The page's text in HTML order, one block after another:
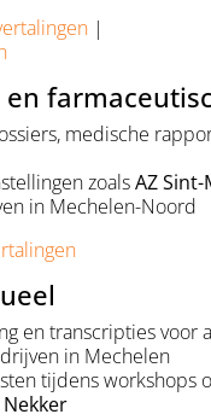
|
en
medische
zoalsAZ
in Mechelen-Noord
en transcripties voor
in Mechelen
tijdens workshops
Nekker